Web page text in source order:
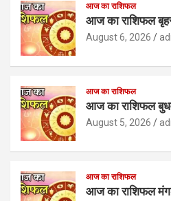
आज का राशिफल
आज का राशिफल
August 6, 2026
आज का राशिफल
आज का राशिफल
August 5, 2026
आज का राशिफल
आज का राशिफल